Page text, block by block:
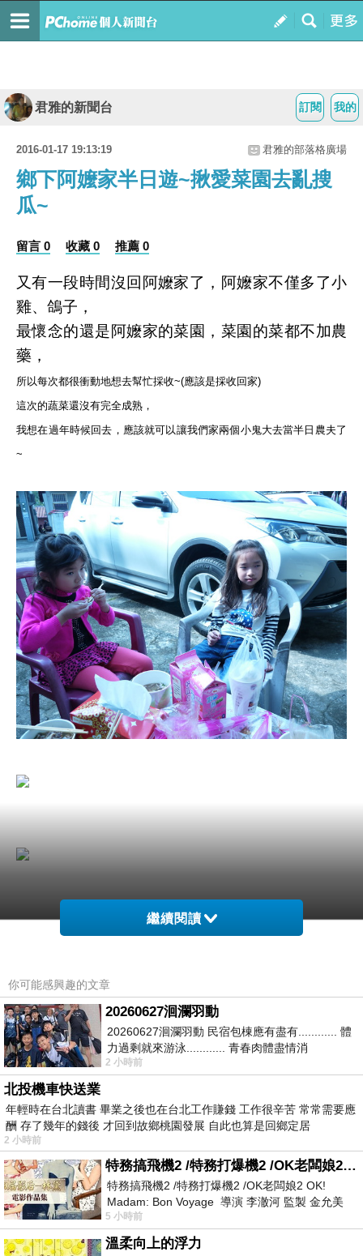
我的
訂閱
君雅的新聞台
2016-01-17 19:13:19 君雅的部落格廣場
鄉下阿嬤家半日遊~揪愛菜園去亂搜
瓜~
留言 0 收藏 0 推薦 0
又有一段時間沒回阿嬤家了，阿嬤家不僅多了小
雞、鴿子，
最懷念的還是阿嬤家的菜園，菜園的菜都不加農
藥，
所以每次都很衝動地想去幫忙採收~(應該是採收回家)
這次的蔬菜還沒有完全成熟，
我想在過年時候回去，應該就可以讓我們家兩個小鬼大去當半日農夫了
~
阿嬤說她過年後就87歲了，之前常聽她住院，還
好看到她時還是有說有笑~
如果不是投票日，載老媽回鄉下投票，真的已經
好久不見了~
可見大家都還是很在意這次的總統大選啦~
這次的菜園跟以前來時又有不同的風貌
繼續閱讀
你可能感興趣的文章
20260627洄瀾羽動
20260627洄瀾羽動 民宿包棟應有盡有............ 體
力過剩就來游泳............ 青春肉體盡情消
磨............ 晚餐不必
2 小時前
北投機車快送業
年輕時在台北讀書 畢業之後也在台北工作賺錢 工作很辛苦 常常需要應
酬 存了幾年的錢後 才回到故鄉桃園發展 自此也算是回鄉定居
2 小時前
特務搞飛機2 /特務打爆機2 /OK老闆娘2 OK! Madam: Bon Voyage
特務搞飛機2 /特務打爆機2 /OK老闆娘2 OK!
Madam: Bon Voyage 導演 李澈河 監製 金允美
劇本 申鉉成 主演 嚴正化 朴誠雄
5 小時前
溫柔向上的浮力